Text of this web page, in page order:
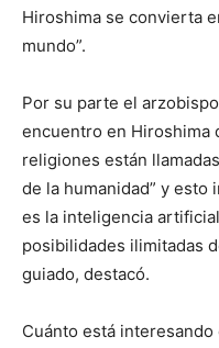
Hiroshima se convierta
mundo”.
Por su parte el
encuentro en Hiroshima
religiones están
de la humanidad” y esto
es la inteligencia
posibilidades ilimitadas
guiado, destacó.
Cuánto está